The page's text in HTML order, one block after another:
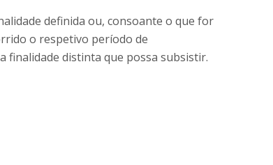
definida ou, consoante o que for
o respetivo período de
finalidade distinta que possa subsistir.